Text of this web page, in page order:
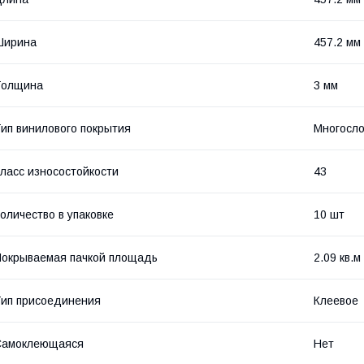
457.2 мм
3 мм
винилового покрытия
износостойкости 43
в упаковке 10 шт
пачкой площадь 2.09 кв.м
присоединения Клеевое
Нет